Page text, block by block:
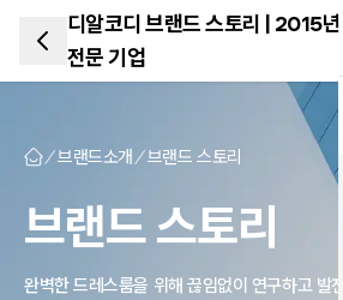
디알코디 브랜드 스토리 | 2015년
전문 기업
브랜드소개 브랜드 스토리
브랜드 스토리
완벽한 드레스룸을 위해 끊임없이 연구하고 발